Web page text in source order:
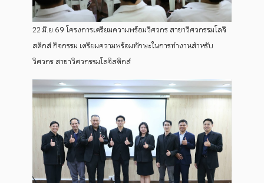
22 มิ.ย.69 โครงการเตรียมความพร้อมวิศวกร สาขาวิศวกรรมโลจิ
สติกส์ กิจกรรม เตรียมความพร้อมทักษะในการทำงานสำหรับ
วิศวกร สาขาวิศวกรรมโลจิสติกส์